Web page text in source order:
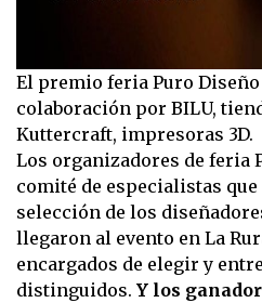
El premio feria Puro
colaboración por BILU,
Kuttercraft, impresoras 3D.
Los organizadores de feria
comité de especialistas
selección de los
llegaron al evento en La
encargados de elegir y
distinguidos. Y los